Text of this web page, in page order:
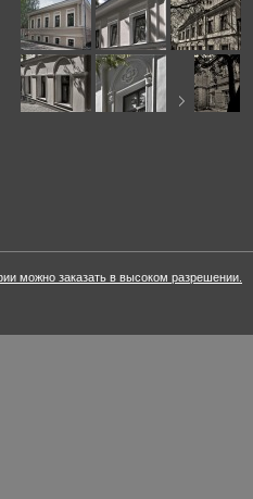
можно заказать в высоком разрешении.